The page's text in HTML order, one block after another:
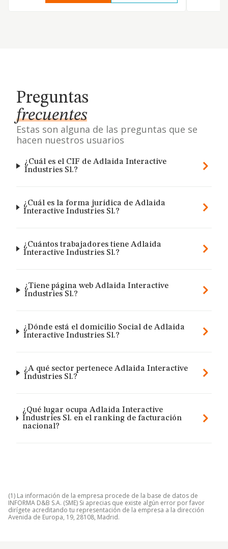
Preguntas
frecuentes
Estas son alguna de las preguntas que se
hacen nuestros usuarios
¿Cuál es el CIF de Adlaida Interactive
Industries Sl.?
¿Cuál es la forma jurídica de Adlaida
Interactive Industries Sl.?
¿Cuántos trabajadores tiene Adlaida
Interactive Industries Sl.?
¿Tiene página web Adlaida Interactive
Industries Sl.?
¿Dónde está el domicilio Social de Adlaida
Interactive Industries Sl.?
¿A qué sector pertenece Adlaida Interactive
Industries Sl.?
¿Qué lugar ocupa Adlaida Interactive
Industries Sl. en el ranking de facturación
nacional?
(1) La información de la empresa procede de la base de datos de
INFORMA D&B S.A. (SME) Si aprecias que existe algún error por favor
dirígete acreditando tu representación de la empresa a la dirección
Avenida de Europa, 19, 28108, Madrid.